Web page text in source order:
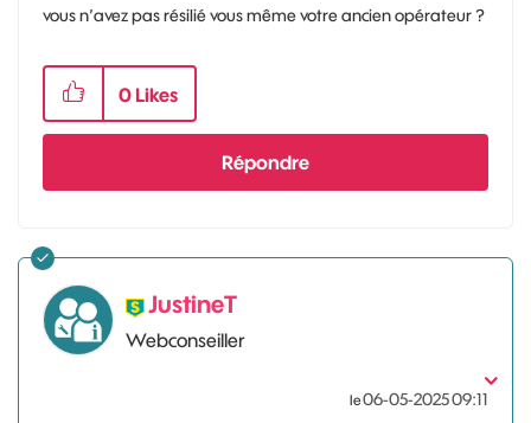
vous n’avez pas résilié vous même votre ancien opérateur ?
0 Likes
Répondre
JustineT
Webconseiller
le‎06-05-202509:11